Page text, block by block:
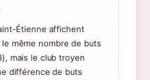
Étienne affichent
même nombre de buts
mais le club troyen
différence de buts